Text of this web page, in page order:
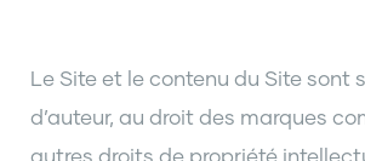
Le Site et le contenu du Site sont
d’auteur, au droit des marques
autres droits de propriété